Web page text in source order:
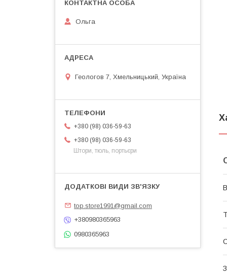
Ольга
Геологов 7, Хмельницький, Україна
+380 (98) 036-59-63
+380 (98) 036-59-63
Штори, тюль, портьєри
top.store1991@gmail.com
+380980365963
0980365963